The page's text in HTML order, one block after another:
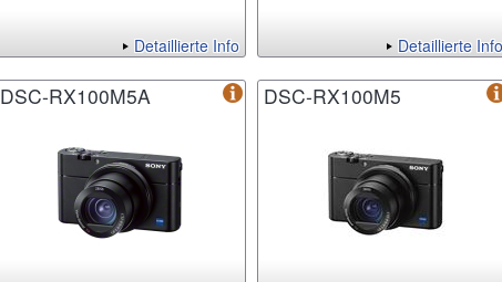
Detaillierte Info Detaillierte Info
DSC-RX100M5A DSC-RX100M5